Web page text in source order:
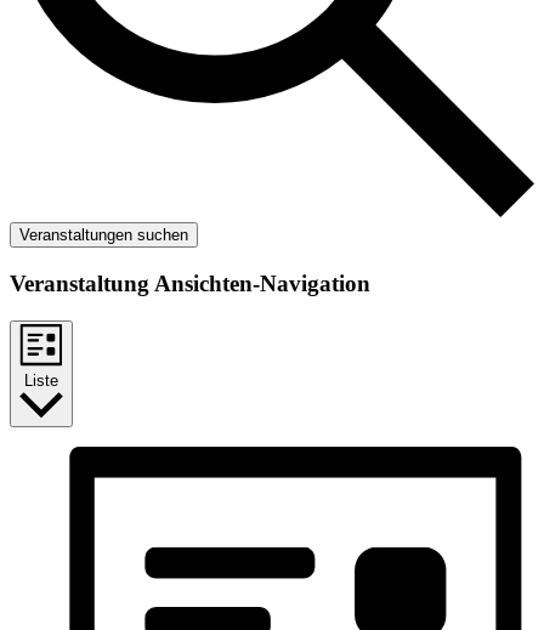
Veranstaltungen suchen
Veranstaltung Ansichten-Navigation
Liste